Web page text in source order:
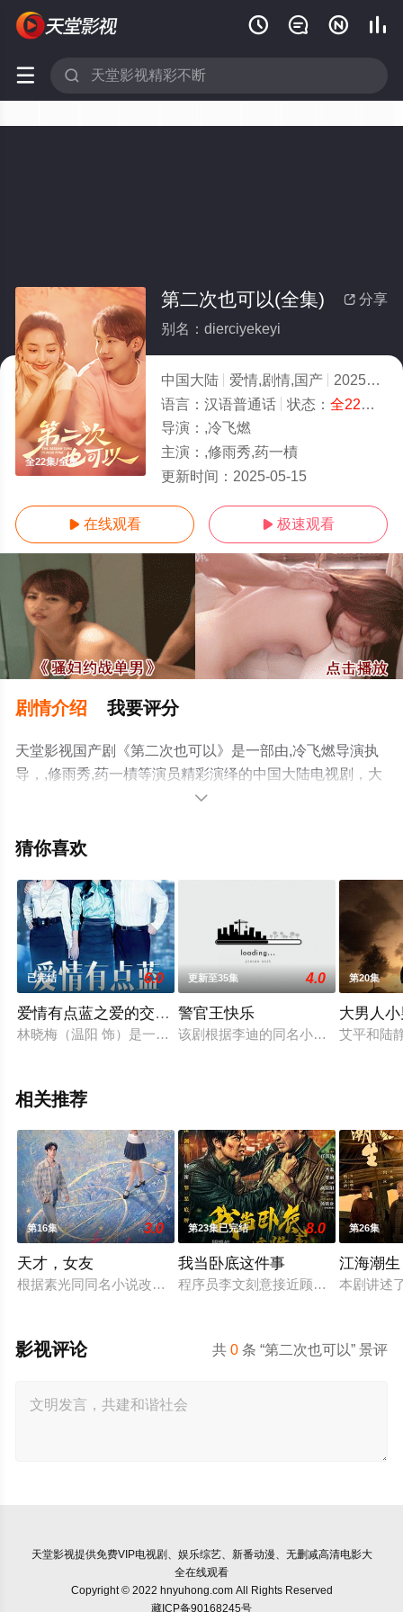
   
 
全22集/全集
 分享
第二次也可以(全集)
别名：dierciyekeyi
中国大陆 爱情,剧情,国产 2025
7.0
语言： 汉语普通话 状态： 全22集
导演： ,冷飞燃
主演： ,修雨秀,药一樍
更新时间： 2025-05-15
 在线观看  极速观看
剧情介绍 我要评分
天堂影视国产剧《第二次也可以》是一部由,冷飞燃导演执
导，,修雨秀,药一樍等演员精彩演绎的中国大陆电视剧，大
结局剧情已揭晓（全22集），手机免费观看高清未删减完
豆瓣电视剧、电视猫或剧情网等平台了解。

猜你喜欢
已完结 6.0
爱情有点蓝之爱的交响乐
林晓梅（温阳 饰）是一位精明强干的全职太太，靠一人之力将
更新至35集 4.0
警官王快乐
该剧根据李迪的同名小说改编，通过
第20集
大男人
艾平和陆
相关推荐
第16集 3.0
天才，女友
根据素光同同名小说改编。江逾白长大以后，林知夏忽然对他
第23集已完结 8.0
我当卧底这件事
程序员李文刻意接近顾婷，利用顾炎
第26集
江海潮生
本剧讲述
共0 条 “第二次也可以” 景评
影视评论
天堂影视提供免费VIP电视剧、娱乐综艺、新番动漫、无删减高清电影大
全在线观看
Copyright © 2022 hnyuhong.com All Rights Reserved
藏ICP备90168245号